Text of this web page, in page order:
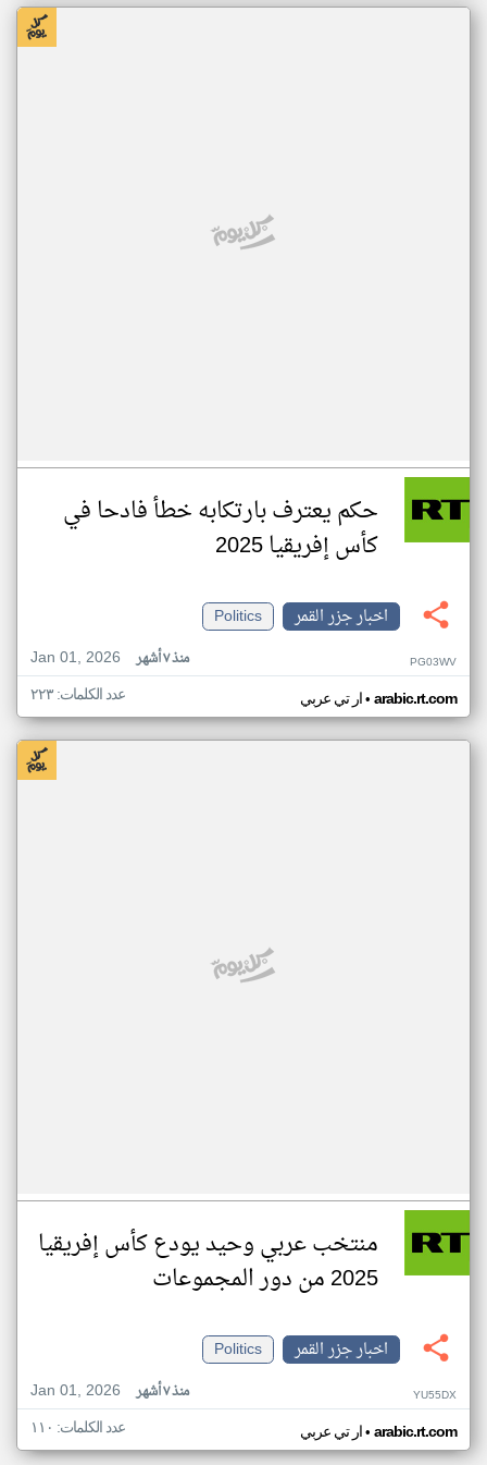
حكم يعترف بارتكابه خطأ فادحا في
كأس إفريقيا 2025
اخبار جزر القمر
Politics
Jan 01, 2026
منذ ٧ أشهر PG03WV
ار تي عربي• arabic.rt.com عدد الكلمات: ٢٢٣
منتخب عربي وحيد يودع كأس إفريقيا
2025 من دور المجموعات
اخبار جزر القمر
Politics
Jan 01, 2026
منذ ٧ أشهر YU55DX
ار تي عربي• arabic.rt.com عدد الكلمات: ١١٠